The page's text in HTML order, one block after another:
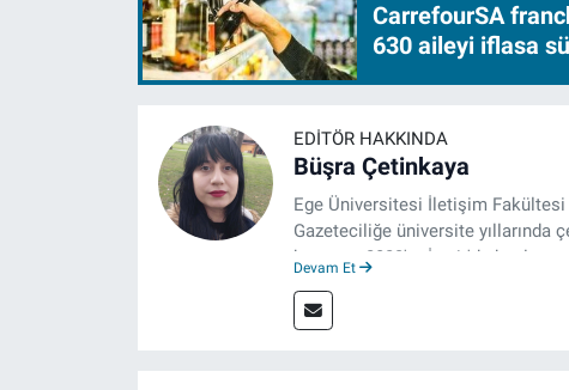
CarrefourSA
630 aileyi iflasa
EDITÖR HAKKINDA
Büşra Çetinkaya
Ege Üniversitesi İletişim Fakültesi
Gazeteciliğe üniversite yıllarında
hayatına 2023'te İzmir'de
Devam Et